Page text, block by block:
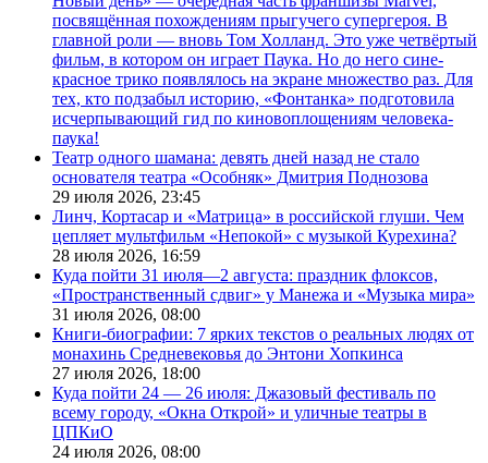
посвящённая похождениям прыгучего супергероя. В
главной роли — вновь Том Холланд. Это уже четвёртый
фильм, в котором он играет Паука. Но до него сине-
красное трико появлялось на экране множество раз. Для
тех, кто подзабыл историю, «Фонтанка» подготовила
исчерпывающий гид по киновоплощениям человека-
паука!
Театр одного шамана: девять дней назад не стало
основателя театра «Особняк» Дмитрия Поднозова
29 июля 2026, 23:45
Линч, Кортасар и «Матрица» в российской глуши. Чем
цепляет мультфильм «Непокой» с музыкой Курехина?
28 июля 2026, 16:59
Куда пойти 31 июля—2 августа: праздник флоксов,
«Пространственный сдвиг» у Манежа и «Музыка мира»
31 июля 2026, 08:00
Книги-биографии: 7 ярких текстов о реальных людях от
монахинь Средневековья до Энтони Хопкинса
27 июля 2026, 18:00
Куда пойти 24 — 26 июля: Джазовый фестиваль по
всему городу, «Окна Открой» и уличные театры в
ЦПКиО
24 июля 2026, 08:00